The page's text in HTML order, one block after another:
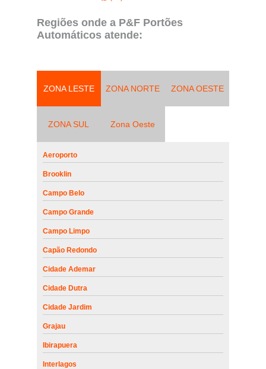
Regiões onde a P&F Portões
Automáticos atende:
ZONA LESTE ZONA NORTE ZONA OESTE
ZONA SUL Zona Oeste
Aeroporto
Brooklin
Campo Belo
Campo Grande
Campo Limpo
Capão Redondo
Cidade Ademar
Cidade Dutra
Cidade Jardim
Grajau
Ibirapuera
Interlagos